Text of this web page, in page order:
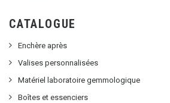
CATALOGUE
Enchère après
Valises personnalisées
Matériel laboratoire gemmologique
Boîtes et essenciers